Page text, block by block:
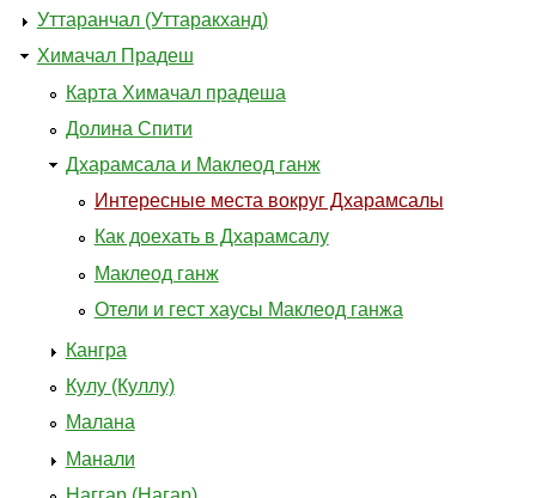
Уттаранчал (Уттаракханд)
Химачал Прадеш
Карта Химачал прадеша
Долина Спити
Дхарамсала и Маклеод ганж
Интересные места вокруг Дхарамсалы
Как доехать в Дхарамсалу
Маклеод ганж
Отели и гест хаусы Маклеод ганжа
Кангра
Кулу (Куллу)
Малана
Манали